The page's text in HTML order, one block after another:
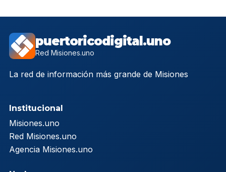
puertoricodigital.uno
Red Misiones.uno
La red de información más grande de Misiones
Institucional
Misiones.uno
Red Misiones.uno
Agencia Misiones.uno